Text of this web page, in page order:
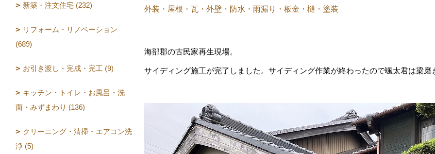
外装・屋根・瓦・外壁・防水・雨漏り・板金・樋・塗装
海部郡の古民家再生現場。
サイディング施工が完了しました。サイディング作業が終わったので颯太君は梁磨
新築・注文住宅 (232)
リフォーム・リノベーション
(689)
お引き渡し・完成・完工 (9)
キッチン・トイレ・お風呂・洗
面・みずまわり (136)
クリーニング・清掃・エアコン洗
浄 (5)